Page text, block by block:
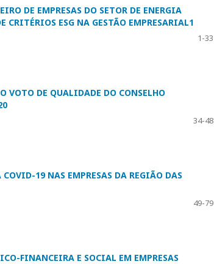
DE EMPRESAS DO SETOR DE ENERGIA
ESG NA GESTÃO EMPRESARIAL1
1-33
VOTO DE QUALIDADE DO CONSELHO
34-48
19 NAS EMPRESAS DA REGIÃO DAS
49-79
FINANCEIRA E SOCIAL EM EMPRESAS